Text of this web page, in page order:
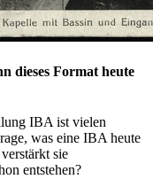
dieses Format heute
IBA ist vielen
was eine IBA heute
sie
entstehen?